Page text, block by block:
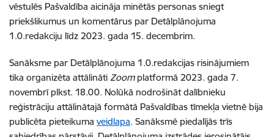
vēstulēs Pašvaldība aicināja minētās personas sniegt
priekšlikumus un komentārus par Detālplānojuma
1.0.redakciju līdz 2023. gada 15. decembrim.
Sanāksme par Detālplānojuma 1.0.redakcijas risinājumiem
tika organizēta attālināti Zoomplatformā 2023. gada 7.
novembrī plkst. 18.00. Nolūkā nodrošināt dalībnieku
reģistrāciju attālinātajā formātā Pašvaldības tīmekļa vietnē bija
publicēta pieteikuma veidlapa. Sanāksmē piedalījās trīs